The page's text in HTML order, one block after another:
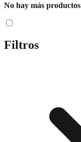
No hay más productos
Filtros